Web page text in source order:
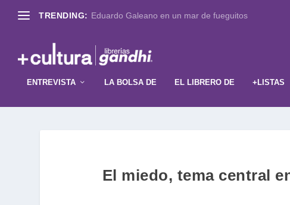
TRENDING: Eduardo Galeano en un mar de fueguitos
ENTREVISTA LA BOLSA DE EL LIBRERO DE +LISTAS
El miedo, tema central